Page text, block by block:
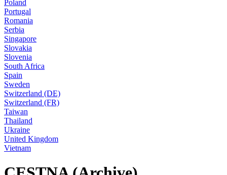
Poland
Portugal
Romania
Serbia
Singapore
Slovakia
Slovenia
South Africa
Spain
Sweden
Switzerland (DE)
Switzerland (FR)
Taiwan
Thailand
Ukraine
United Kingdom
Vietnam